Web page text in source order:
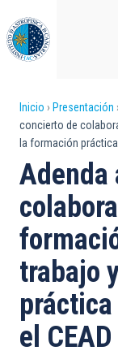
al
contenido
principal
enlaces
de
ayuda
a
la
navegación
Inicio Presentación
concierto de
la formación
Adenda
trabajo
el